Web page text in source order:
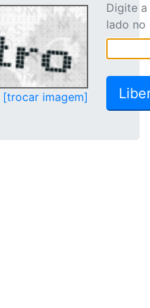
[trocar imagem]
Digite
lado no